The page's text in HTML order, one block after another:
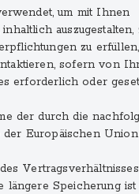
um mit Ihnen
auszugestalten,
zu
sofern von
erforderlich oder
der durch die
Europäischen Union
längere Speicherung ist